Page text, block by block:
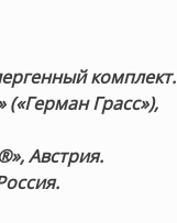
комплект.
Грасс»),
», Австрия.